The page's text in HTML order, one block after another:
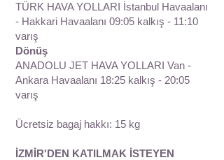
TÜRK HAVA YOLLARI İstanbul Havaalanı
- Hakkari Havaalanı 09:05 kalkış - 11:10
varış
Dönüş
ANADOLU JET HAVA YOLLARI Van -
Ankara Havaalanı 18:25 kalkış - 20:05
varış
Ücretsiz bagaj hakkı: 15 kg
İZMİR'DEN KATILMAK İSTEYEN